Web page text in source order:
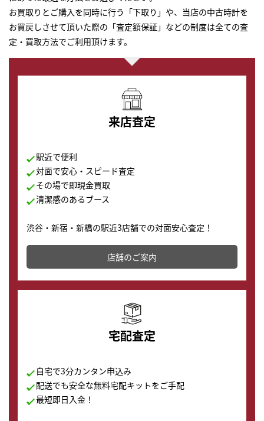
お買取りとご購入を同時に行う「下取り」や、当店の中古時計を
お買戻しさせて頂いた際の「査定額保証」などの制度は全ての査
定・買取方法でご利用頂けます。
来店査定
駅近で便利
対面で安心・スピード査定
その場で即現金買取
清潔感のあるブース
渋谷・新宿・新橋の駅近3店舗での対面安心査定！
その場で現金買取致します。渋谷本店では、時計販売の
店舗を併設しており、下取りに出してお得に新しい時計
の購入もできます♪
店舗のご案内
宅配査定
自宅で3分カンタン申込み
配送でも安全な無料宅配キットをご手配
最短即日入金！